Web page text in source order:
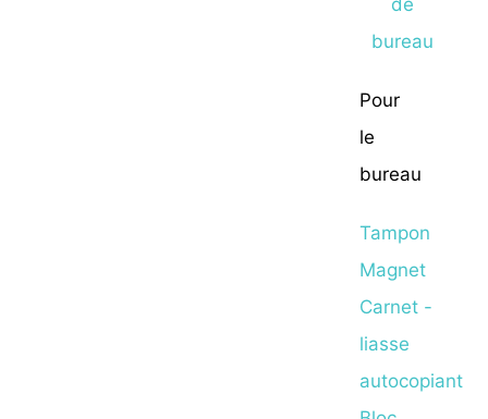
Pour
le
bureau
Tampon
Magnet
Carnet -
liasse
autocopiant